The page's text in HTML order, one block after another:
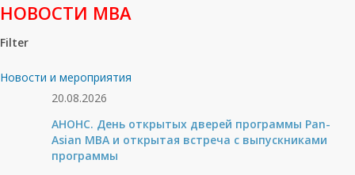
НОВОСТИ МВА
Filter
Новости и мероприятия
20.08.2026
АНОНС. День открытых дверей программы Pan-
Asian MBA и открытая встреча с выпускниками
программы